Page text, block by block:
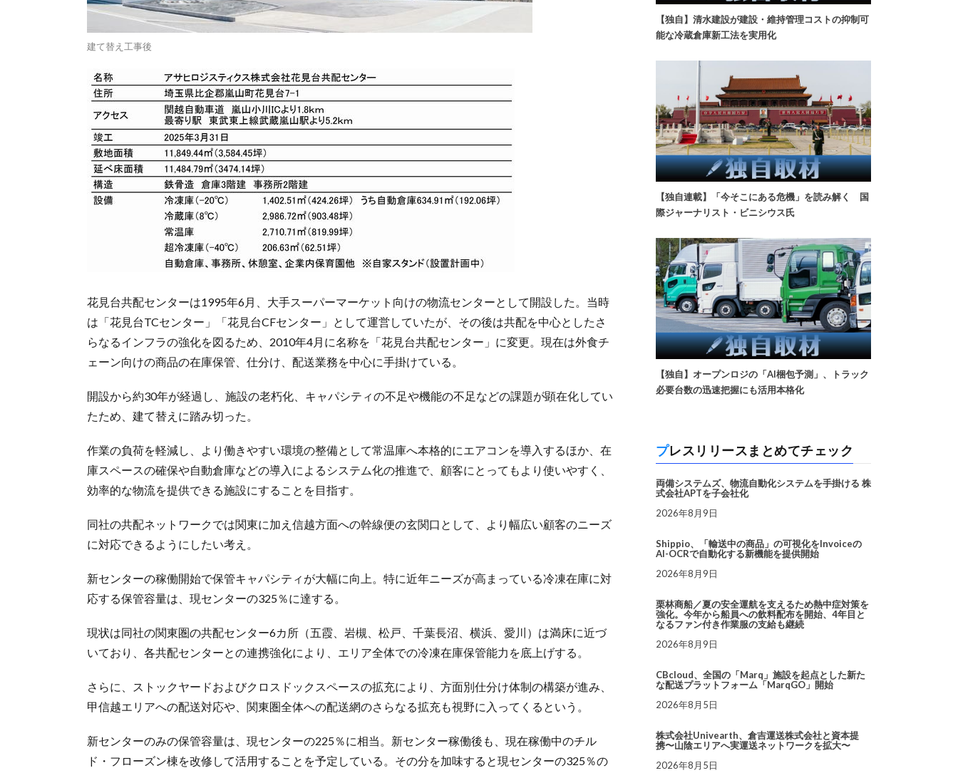
建て替え工事後
花見台共配センターは1995年6月、大手スーパーマーケット向けの物流センターとして開設した。当時
は「花見台TCセンター」「花見台CFセンター」として運営していたが、その後は共配を中心としたさ
らなるインフラの強化を図るため、2010年4月に名称を「花見台共配センター」に変更。現在は外食チ
ェーン向けの商品の在庫保管、仕分け、配送業務を中心に手掛けている。
開設から約30年が経過し、施設の老朽化、キャパシティの不足や機能の不足などの課題が顕在化してい
たため、建て替えに踏み切った。
作業の負荷を軽減し、より働きやすい環境の整備として常温庫へ本格的にエアコンを導入するほか、在
庫スペースの確保や自動倉庫などの導入によるシステム化の推進で、顧客にとってもより使いやすく、
効率的な物流を提供できる施設にすることを目指す。
同社の共配ネットワークでは関東に加え信越方面への幹線便の玄関口として、より幅広い顧客のニーズ
に対応できるようにしたい考え。
新センターの稼働開始で保管キャパシティが大幅に向上。特に近年ニーズが高まっている冷凍在庫に対
応する保管容量は、現センターの325％に達する。
現状は同社の関東圏の共配センター6カ所（五霞、岩槻、松戸、千葉長沼、横浜、愛川）は満床に近づ
いており、各共配センターとの連携強化により、エリア全体での冷凍在庫保管能力を底上げする。
さらに、ストックヤードおよびクロスドックスペースの拡充により、方面別仕分け体制の構築が進み、
甲信越エリアへの配送対応や、関東圏全体への配送網のさらなる拡充も視野に入ってくるという。
新センターのみの保管容量は、現センターの225％に相当。新センター稼働後も、現在稼働中のチル
ド・フローズン棟を改修して活用することを予定している。その分を加味すると現センターの325％の
【独自】清水建設が建設・維持管理コストの抑制可
能な冷蔵倉庫新工法を実用化
【独自連載】「今そこにある危機」を読み解く 国
際ジャーナリスト・ビニシウス氏
【独自】オープンロジの「AI梱包予測」、トラック
必要台数の迅速把握にも活用本格化
プレスリリースまとめてチェック
両備システムズ、物流自動化システムを手掛ける 株
式会社APTを子会社化
2026年8月9日
Shippio、「輸送中の商品」の可視化をInvoiceの
AI-OCRで自動化する新機能を提供開始
2026年8月9日
栗林商船／夏の安全運航を支えるため熱中症対策を
強化。今年から船員への飲料配布を開始、4年目と
なるファン付き作業服の支給も継続
2026年8月9日
CBcloud、全国の「Marq」施設を起点とした新た
な配送プラットフォーム「MarqGO」開始
2026年8月5日
株式会社Univearth、倉吉運送株式会社と資本提
携〜山陰エリアへ実運送ネットワークを拡大〜
2026年8月5日